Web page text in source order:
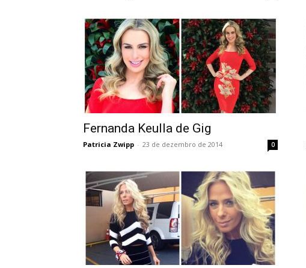
Fernanda Keulla de Gig
Patricia Zwipp - 23 de dezembro de 2014 0